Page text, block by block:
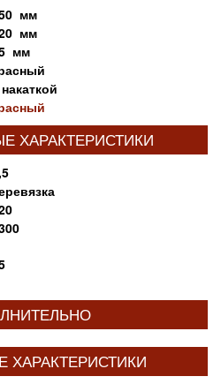
мм
мм
мм
ХАРАКТЕРИСТИКИ
ХАРАКТЕРИСТИКИ